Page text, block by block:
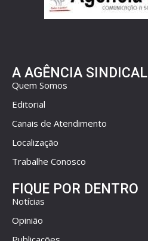
A AGÊNCIA SINDICAL
Quem Somos
Editorial
Canais de Atendimento
Localização
Trabalhe Conosco
FIQUE POR DENTRO
Notícias
Opinião